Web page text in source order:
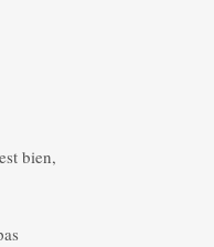
bien,